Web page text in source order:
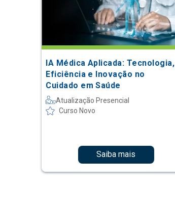
IA Médica Aplicada: Tecnologia,
Eficiência e Inovação no
Cuidado em Saúde
Atualização Presencial
Curso Novo
Saiba mais